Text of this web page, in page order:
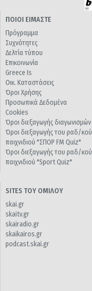
ΠΟΙΟΙ ΕΙΜΑΣΤΕ
Πρόγραμμα
Συχνότητες
Δελτία τύπου
Επικοινωνία
Greece Is
Οικ. Καταστάσεις
Όροι Χρήσης
Προσωπικά Δεδομένα
Cookies
Όροι διεξαγωγής διαγωνισμών
Όροι διεξαγωγής του ραδ/κού
παιχνιδιού "ΣΠΟΡ FM Quiz"
Όροι διεξαγωγής του ραδ/κού
παιχνιδιού "Sport Quiz"
SITES ΤΟΥ ΟΜΙΛΟΥ
skai.gr
skaitv.gr
skairadio.gr
skaikairos.gr
podcast.skai.gr